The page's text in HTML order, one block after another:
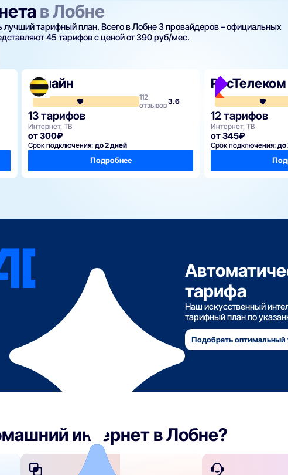
в Лобне
тарифный план. Всего в Лобне 3 провайдеров – официальных
45 тарифов с ценой от 390 руб/мес.
Билайн
3.6
112
отзывов
13 тарифов
Интернет, ТВ
от 300₽
Срок подключения:до 2 дней
Подробнее
РосТелеком
12 тарифов
Интернет, ТВ
от 345₽
Срок подключения: до
тарифа
Наш искусственный
тарифный план по
Подобрать оптимальный
интернет в Лобне?